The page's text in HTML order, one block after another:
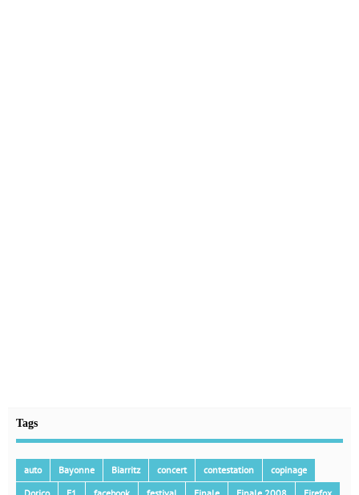
Tags
auto Bayonne Biarritz concert contestation
copinage